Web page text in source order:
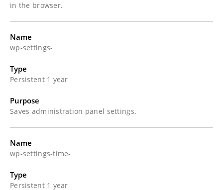
in the browser.
Name
wp-settings-
Type
Persistent 1 year
Purpose
Saves administration panel settings.
Name
wp-settings-time-
Type
Persistent 1 year